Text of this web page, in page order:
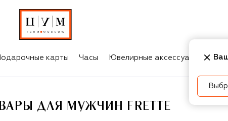
карты Часы Ювелирные аксессуары
ДЛЯ МУЖЧИН FRETTE